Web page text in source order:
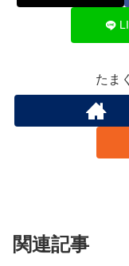
たま
関連記事